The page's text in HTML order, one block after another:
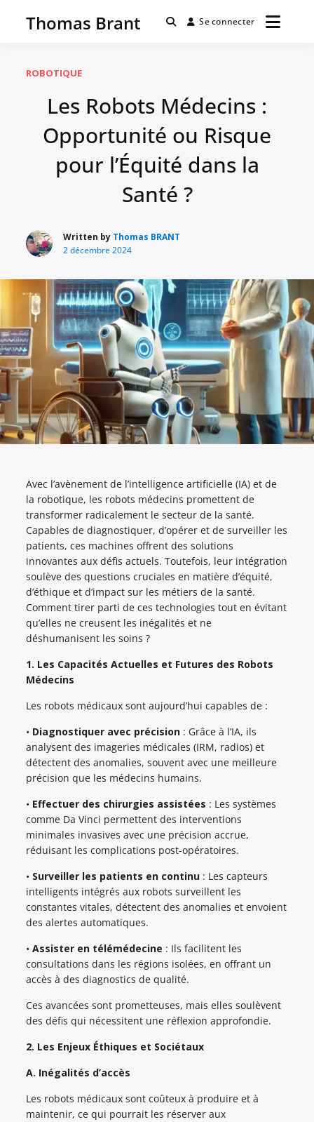
Thomas Brant Se connecter
ROBOTIQUE
Les Robots Médecins :
Opportunité ou Risque
pour l’Équité dans la
Santé ?
Written by Thomas BRANT
2 décembre 2024
Avec l’avènement de l’intelligence artificielle (IA) et de
la robotique, les robots médecins promettent de
transformer radicalement le secteur de la santé.
Capables de diagnostiquer, d’opérer et de surveiller les
patients, ces machines offrent des solutions
innovantes aux défis actuels. Toutefois, leur intégration
soulève des questions cruciales en matière d’équité,
d’éthique et d’impact sur les métiers de la santé.
Comment tirer parti de ces technologies tout en évitant
qu’elles ne creusent les inégalités et ne
déshumanisent les soins ?
1. Les Capacités Actuelles et Futures des Robots
Médecins
Les robots médicaux sont aujourd’hui capables de :
• Diagnostiquer avec précision : Grâce à l’IA, ils
analysent des imageries médicales (IRM, radios) et
détectent des anomalies, souvent avec une meilleure
précision que les médecins humains.
• Effectuer des chirurgies assistées : Les systèmes
comme Da Vinci permettent des interventions
minimales invasives avec une précision accrue,
réduisant les complications post-opératoires.
• Surveiller les patients en continu : Les capteurs
intelligents intégrés aux robots surveillent les
constantes vitales, détectent des anomalies et envoient
des alertes automatiques.
•Assister en télémédecine : Ils facilitent les
consultations dans les régions isolées, en offrant un
accès à des diagnostics de qualité.
Ces avancées sont prometteuses, mais elles soulèvent
des défis qui nécessitent une réflexion approfondie.
2. Les Enjeux Éthiques et Sociétaux
A. Inégalités d’accès
Les robots médicaux sont coûteux à produire et à
maintenir, ce qui pourrait les réserver aux